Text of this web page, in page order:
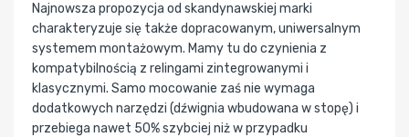
Najnowsza propozycja od skandynawskiej marki
charakteryzuje się także dopracowanym, uniwersalnym
systemem montażowym. Mamy tu do czynienia z
kompatybilnością z relingami zintegrowanymi i
klasycznymi. Samo mocowanie zaś nie wymaga
dodatkowych narzędzi (dźwignia wbudowana w stopę) i
przebiega nawet 50% szybciej niż w przypadku